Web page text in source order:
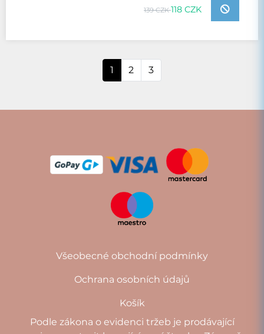
139 CZK118 CZK
1 2 3
Všeobecné obchodní podmínky
Ochrana osobních údajů
Košík
Podle zákona o evidenci tržeb je prodávající